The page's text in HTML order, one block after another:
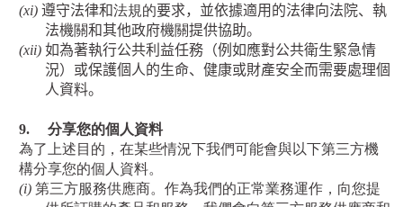
(xi) 遵守法律和法規的要求，並依據適用的法律向法院、執
法機關和其他政府機關提供協助。
(xii) 如為著執行公共利益任務（例如應對公共衛生緊急情
況）或保護個人的生命、健康或財產安全而需要處理個
人資料。
9.
分享您的個人資料
為了上述目的，在某些情況下我們可能會與以下第三方機
構分享您的個人資料。
(i) 第三方服務供應商。作為我們的正常業務運作，向您提